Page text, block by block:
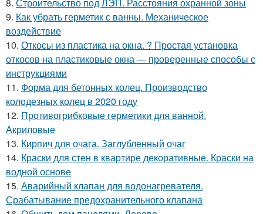
9. Как убрать герметик с ванны. Механическое
воздействие
10. Откосы из пластика на окна. ? Простая установка
откосов на пластиковые окна — проверенные способы с
инструкциями
11. Форма для бетонных колец. Производство
колодезных колец в 2020 году
12. Противогрибковые герметики для ванной.
Акриловые
13. Кирпич для очага. Заглубленный очаг
14. Краски для стен в квартире декоративные. Краски на
водной основе
15. Аварийный клапан для водонагревателя.
Срабатывание предохранительного клапана